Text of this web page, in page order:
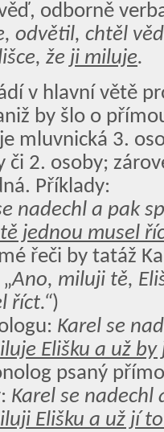
odborně
odvětil, chtěl
že ji miluje.
v hlavní větě
by šlo o
mluvnická 3.
či 2. osoby;
Příklady:
nadechl a pak
jednou musel
řeči by tatáž
Ano, miluji tě,
říct.“)
Karel se
Elišku a už
psaný
Karel se nadechl
Elišku a už jí